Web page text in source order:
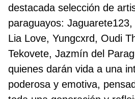
destacada selección de
paraguayos:
Lia Love, Yungcxrd, Oudi
Tekovete, Jazmín del
quienes darán vida a una
poderosa y emotiva,